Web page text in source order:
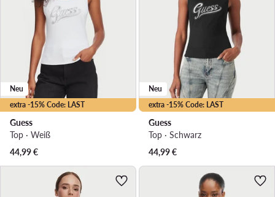
extra -15% Code: LAST
Neu
Guess
Top · Weiß
44,99€
extra -15% Code: LAST
Neu
Guess
Top · Schwarz
44,99€